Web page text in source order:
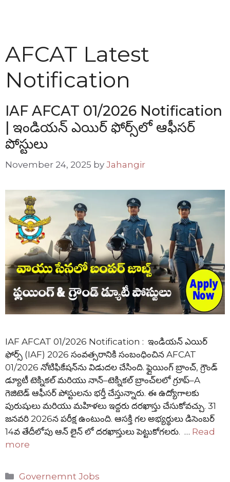
AFCAT Latest
Notification
IAF AFCAT 01/2026 Notification
| ఇండియన్ ఎయిర్ ఫోర్స్‌లో ఆఫీసర్
పోస్టులు
November 24, 2025 by Jahangir
IAF AFCAT 01/2026 Notification : ఇండియన్ ఎయిర్
ఫోర్స్ (IAF) 2026 సంవత్సరానికి సంబంధించిన AFCAT
01/2026 నోటిఫికేషన్‌ను విడుదల చేసింది. ఫ్లైయింగ్ బ్రాంచ్, గ్రౌండ్
డ్యూటీ టెక్నికల్ మరియు నాన్–టెక్నికల్ బ్రాంచ్‌లలో గ్రూప్–A
గెజిటెడ్ ఆఫీసర్ పోస్టులను భర్తీ చేస్తున్నారు. ఈ ఉద్యోగాలకు
పురుషులు మరియు మహిళలు ఇద్దరు దరఖాస్తు చేసుకోవచ్చు. 31
జనవరి 2026న పరీక్ష ఉంటుంది. ఆసక్తి గల అభ్యర్థులు డిసెంబర్
14వ తేదీలోపు ఆన్ లైన్ లో దరఖాస్తులు పెట్టుకోగలరు. … Read
more
Categories
Governemnt Jobs